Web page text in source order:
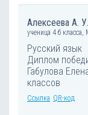
Алексеева А. У.
ученица 4 б
Русский язык
Диплом
Габулова
классов
Ссылка QR-код